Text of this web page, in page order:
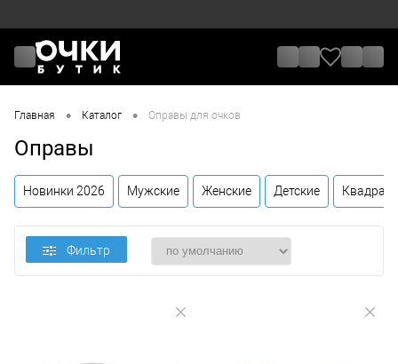
Главная • Каталог • Оправы для очков
Оправы
Новинки 2026 Мужские Женские Детские
ЦенаФильтр